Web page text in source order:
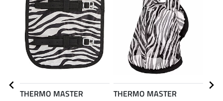
THERMO MASTER
THERMO MASTER